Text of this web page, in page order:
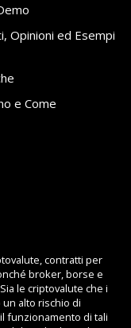
Opinioni ed Esempi
e Come
contratti per
broker, borse e
le criptovalute che i
alto rischio di
funzionamento di tali